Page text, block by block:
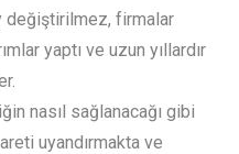
değiştirilmez, firmalar
yaptı ve uzun yıllardır
nasıl sağlanacağı gibi
uyandırmakta ve